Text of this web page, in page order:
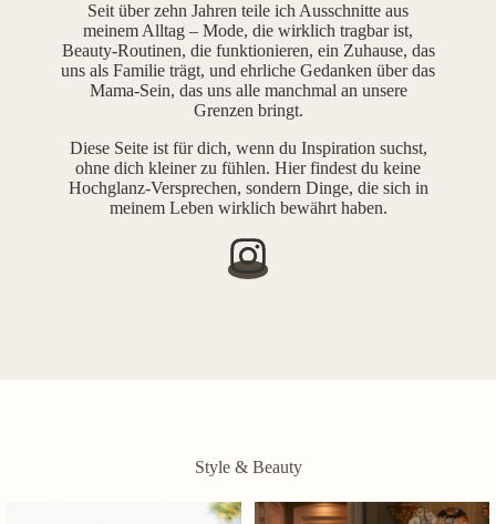
Seit über zehn Jahren teile ich Ausschnitte aus
meinem Alltag – Mode, die wirklich tragbar ist,
Beauty-Routinen, die funktionieren, ein Zuhause, das
uns als Familie trägt, und ehrliche Gedanken über das
Mama-Sein, das uns alle manchmal an unsere
Grenzen bringt.
Diese Seite ist für dich, wenn du Inspiration suchst,
ohne dich kleiner zu fühlen. Hier findest du keine
Hochglanz-Versprechen, sondern Dinge, die sich in
meinem Leben wirklich bewährt haben.
Style & Beauty